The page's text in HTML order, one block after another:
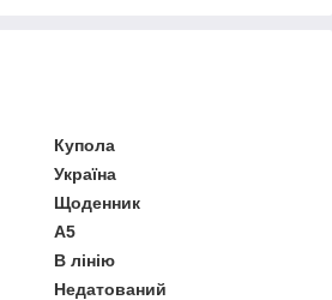
Купола
Україна
Щоденник
A5
В лінію
Недатований